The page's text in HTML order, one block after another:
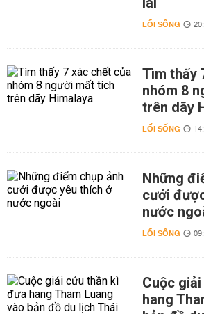
LỐI SỐNG
Tìm thấy
nhóm 8
trên dãy
LỐI SỐNG
Những
cưới
nước
LỐI SỐNG
Cuộc
hang